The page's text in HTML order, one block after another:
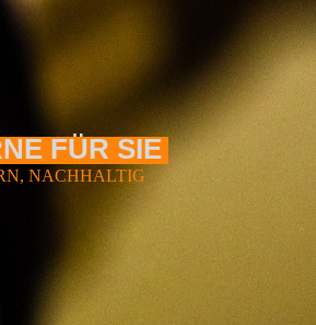
FÜR SIE
NACHHALTIG